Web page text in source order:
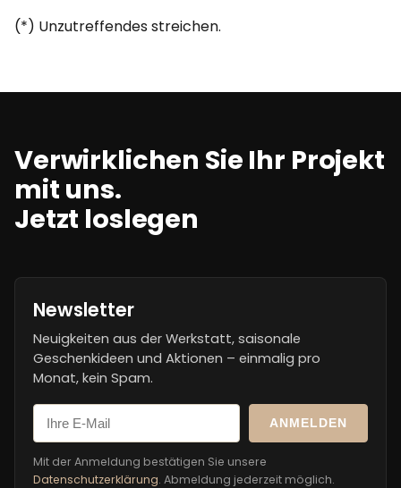
(*) Unzutreffendes streichen.
Verwirklichen Sie Ihr Projekt
mit uns.
Jetzt loslegen
Newsletter
Neuigkeiten aus der Werkstatt, saisonale
Geschenkideen und Aktionen – einmalig pro
Monat, kein Spam.
ANMELDEN
Mit der Anmeldung bestätigen Sie unsere
Datenschutzerklärung. Abmeldung jederzeit möglich.